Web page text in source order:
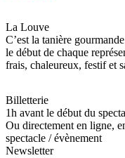
La Louve
C’est la tanière
le début de chaque
frais, chaleureux, festif et
Billetterie
1h avant le début du
Ou directement en ligne,
spectacle / évènement
Newsletter